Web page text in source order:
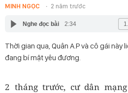
MINH NGỌC 2 năm trước
Nghe đọc bài 2:34
Thời gian qua, Quân A.P và cô gái này
đang bí mật yêu đương.
2 tháng trước, cư dân